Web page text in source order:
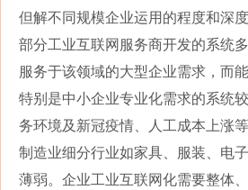
但解不同规模企业运用的程度和深
部分工业互联网服务商开发的系统
服务于该领域的大型企业需求，而
特别是中小企业专业化需求的系统
务环境及新冠疫情、人工成本上涨
制造业细分行业如家具、服装、电
薄弱。企业工业互联网化需要整体